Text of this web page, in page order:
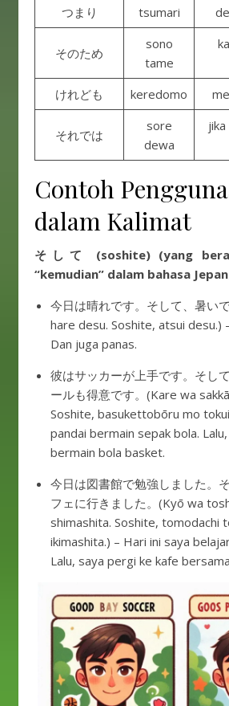
つまり
tsumari
そのため
sono
tame
けれども
keredomo
それでは
sore
dewa
Contoh
dalam Kalimat
そして (soshite) (yang
“kemudian” dalam bahasa
今日は晴れです。そして、暑い
hare desu. Soshite, atsui desu.)
Dan juga panas.
彼はサッカーが上手です。そし
ールも得意です。(Kare wa
Soshite, basukettobōru mo
pandai bermain sepak bola.
bermain bola basket.
今日は図書館で勉強しました。
フェに行きました。(Kyō wa
shimashita. Soshite, tomodachi
ikimashita.) – Hari ini saya
Lalu, saya pergi ke kafe